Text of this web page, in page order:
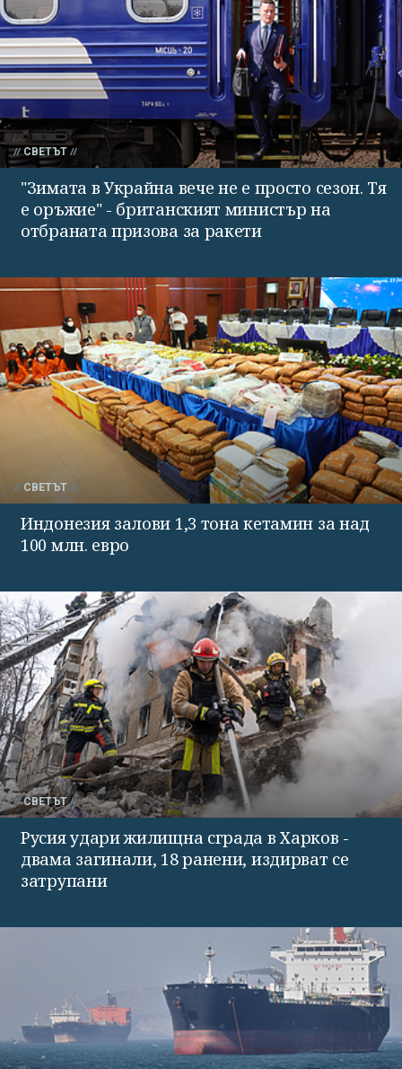
СВЕТЪТ
"Зимата в Украйна вече не е просто сезон. Тя
е оръжие" - британският министър на
отбраната призова за ракети
СВЕТЪТ
Индонезия залови 1,3 тона кетамин за над
100 млн. евро
СВЕТЪТ
Русия удари жилищна сграда в Харков -
двама загинали, 18 ранени, издирват се
затрупани